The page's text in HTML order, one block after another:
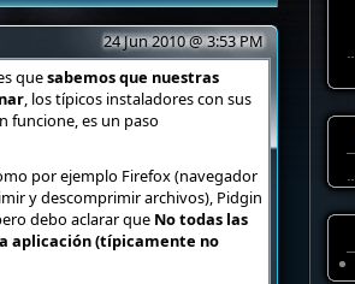
24 Jun 2010 @ 3:53 PM
quesabemos que nuestras
, los típicos instaladores con sus
funcione, es un paso
por ejemplo Firefox (navegador
y descomprimir archivos), Pidgin
debo aclarar que No todas las
aplicación (típicamente no